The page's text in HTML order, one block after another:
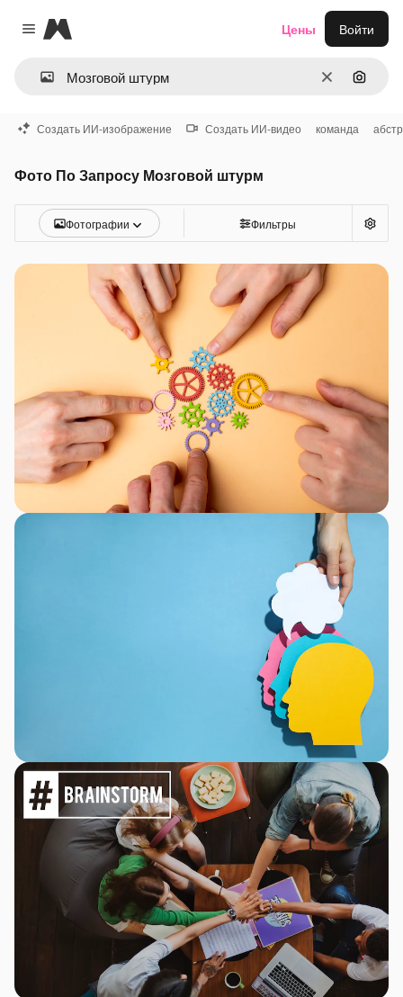
Close menu
Magnific
ОчиститьПоиск
Цены Войти
Создать ИИ-изображение Создать ИИ-видео команда
Фото По Запросу Мозговой штурм
Фотографии Фильтры